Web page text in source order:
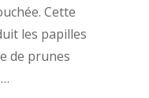
Cette
les papilles
de prunes